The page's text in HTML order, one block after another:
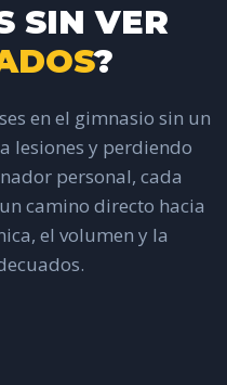
SIN VER
?
en el gimnasio sin un
lesiones y perdiendo
personal, cada
camino directo hacia
el volumen y la